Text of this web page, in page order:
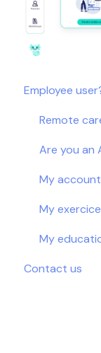
Employee
Remote
Are you an
My account
My
My
Contact us